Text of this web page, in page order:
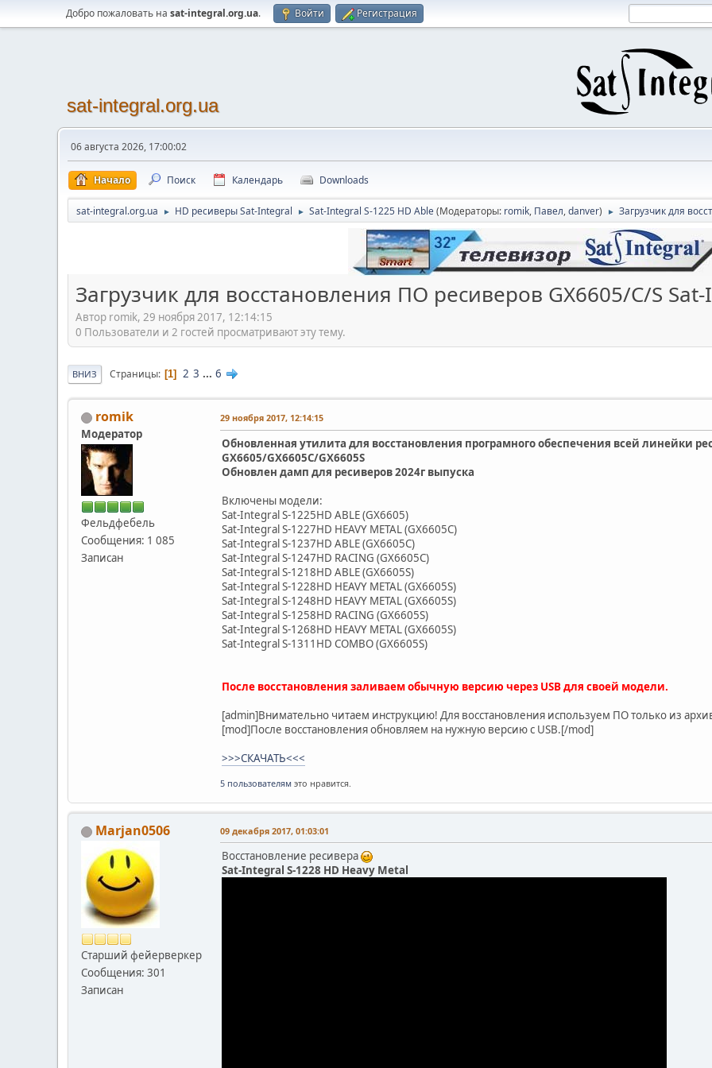
Добро пожаловать на sat-integral.org.ua. Войти Регистрация
sat-integral.org.ua
06 августа 2026, 17:00:02
Начало Поиск Календарь Downloads
sat-integral.org.ua ► HD ресиверы Sat-Integral ► Sat-Integral S-1225 HD Able(Модераторы: romik, Павел,danver) ► Загрузчик для
Загрузчик для восстановления ПО ресиверов GX6605/C/S
Автор romik, 29 ноября 2017, 12:14:15
0 Пользователи и 2 гостей просматривают эту тему.
ВНИЗ Страницы 1 2 3 ... 6
romik
Модератор
Фельдфебель
Сообщения: 1 085
Записан
29 ноября 2017, 12:14:15
Обновленная утилита для восстановления програмного обеспечения всей линейки
GX6605/GX6605C/GX6605S
Обновлен дамп для ресиверов 2024г выпуска
Включены модели:
Sat-Integral S-1225HD ABLE (GX6605)
Sat-Integral S-1227HD HEAVY METAL (GX6605C)
Sat-Integral S-1237HD ABLE (GX6605C)
Sat-Integral S-1247HD RACING (GX6605C)
Sat-Integral S-1218HD ABLE (GX6605S)
Sat-Integral S-1228HD HEAVY METAL (GX6605S)
Sat-Integral S-1248HD HEAVY METAL (GX6605S)
Sat-Integral S-1258HD RACING (GX6605S)
Sat-Integral S-1268HD HEAVY METAL (GX6605S)
Sat-Integral S-1311HD COMBO (GX6605S)
После восстановления заливаем обычную версию через USB для своей модели.
[admin]Внимательно читаем инструкцию! Для восстановления используем ПО только из
[mod]После восстановления обновляем на нужную версию с USB.[/mod]
>>>СКАЧАТЬ<<<
5 пользователям это нравится.
Marjan0506
Старший фейерверкер
Сообщения: 301
Записан
09 декабря 2017, 01:03:01
Восстановление ресивера
Sat-Integral S-1228 HD Heavy Metal